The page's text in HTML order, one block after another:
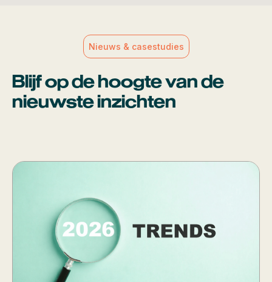
Nieuws & casestudies
Blijf op de hoogte van de
nieuwste inzichten